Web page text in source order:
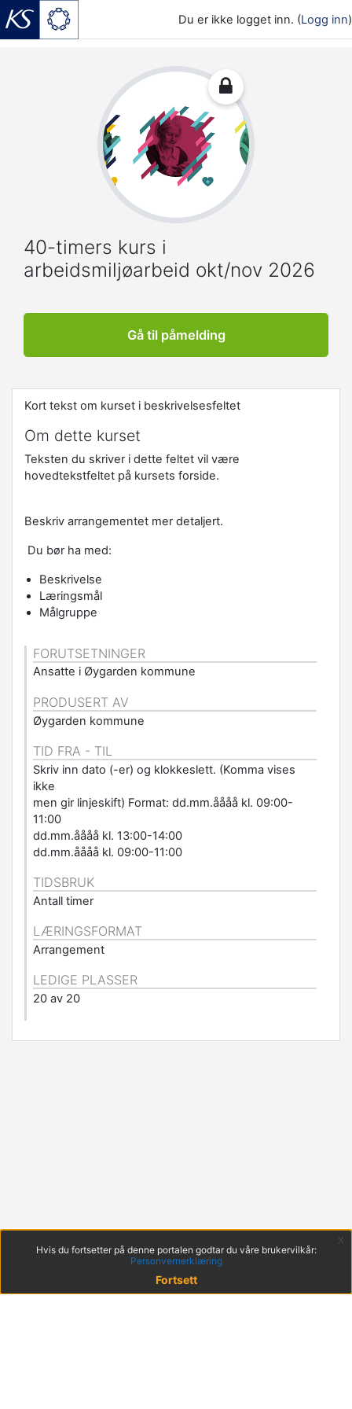
Du er ikke logget inn. (Logg inn)
40-timers kurs i
arbeidsmiljøarbeid okt/nov 2026
Gå til påmelding
Kort tekst om kurset i beskrivelsesfeltet
Om dette kurset
Teksten du skriver i dette feltet vil være
hovedtekstfeltet på kursets forside.
Beskriv arrangementet mer detaljert.
Du bør ha med:
Beskrivelse
Læringsmål
Målgruppe
FORUTSETNINGER
Ansatte i Øygarden kommune
PRODUSERT AV
Øygarden kommune
TID FRA - TIL
Skriv inn dato (-er) og klokkeslett. (Komma vises
ikke
men gir linjeskift) Format: dd.mm.åååå kl. 09:00-
11:00
dd.mm.åååå kl. 13:00-14:00
dd.mm.åååå kl. 09:00-11:00
TIDSBRUK
Antall timer
LÆRINGSFORMAT
Arrangement
LEDIGE PLASSER
20 av 20
Hvis du fortsetter på denne portalen godtar du våre brukervilkår:
Personvernerklæring
Fortsett
x